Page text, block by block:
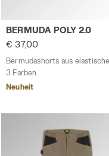
Bermudashorts aus
BERMUDA POLY 2.0
€ 37,00
3 Farben
Neuheit